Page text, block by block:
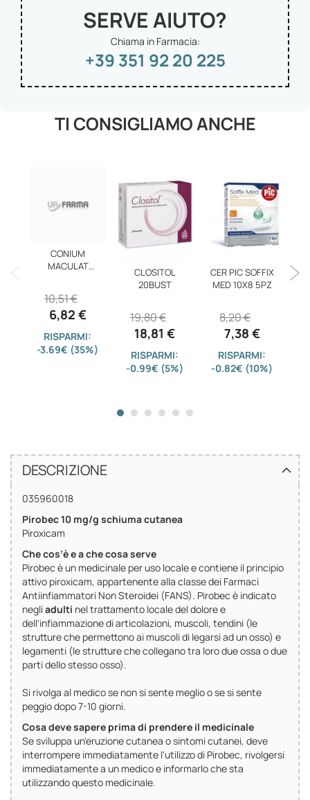
SERVE AIUTO?
Chiama in Farmacia:
+39 351 92 20 225
TI CONSIGLIAMO ANCHE
CONIUM
MACULAT
6,82 €
10,51 €
RISPARMI:
-3.69€ (35%)
CLOSITOL
20BUST
18,81 €
19,80 €
RISPARMI:
-0.99€ (5%)
CER PIC SOFFIX
MED 10X8 5PZ
7,38 €
8,20 €
RISPARMI:
-0.82€ (10%)
DESCRIZIONE
035960018
Pirobec 10 mg/g schiuma cutanea
Piroxicam
Che cos’è e a che cosa serve
Pirobec è un medicinale per uso locale e contiene il principio
attivo piroxicam, appartenente alla classe dei Farmaci
Antiinfiammatori Non Steroidei (FANS). Pirobec è indicato
negliadulti nel trattamento locale del dolore e
dell'infiammazione di articolazioni, muscoli, tendini (le
strutture che permettono ai muscoli di legarsi ad un osso) e
legamenti (le strutture che collegano tra loro due ossa o due
parti dello stesso osso).
Si rivolga al medico se non si sente meglio o se si sente
peggio dopo 7-10 giorni.
Cosa deve sapere prima di prendere il medicinale
Se sviluppa un'eruzione cutanea o sintomi cutanei, deve
interrompere immediatamente l'utilizzo di Pirobec, rivolgersi
immediatamente a un medico e informarlo che sta
utilizzando questo medicinale.